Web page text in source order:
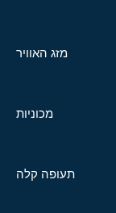
מזג האוויר
מכוניות
תעופה קלה